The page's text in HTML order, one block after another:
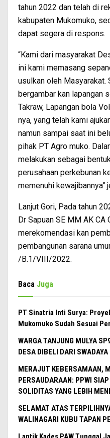
tahun 2022 dan telah di
kabupaten Mukomuko,
dapat segera di respons.
“Kami dari masyarakat
ini kami memasang
usulkan oleh Masyarakat.
bergambar kan lapangan
Takraw, Lapangan bola
nya, yang telah kami
namun sampai saat ini
pihak PT Agro muko.
melakukan sebagai
perusahaan perkebunan
memenuhi
Lanjut Gori, Pada tahun
Dr Sapuan SE MM AK CA
merekomendasi kan
pembangunan sarana
/B.1/VIII/2022.
Baca Juga
PT Sinatria Inti Surya:
Mukomuko Sudah Sesuai
WARGA TANJUNG MULYA
DESA DIBELI DARI SWADAYA
MERAJUT KEBERSAMAAN,
PERSAUDARAAN: PPWI
SOLIDITAS YANG LEBIH
SELAMAT ATAS
WALINAGARI KUBU TAPAN